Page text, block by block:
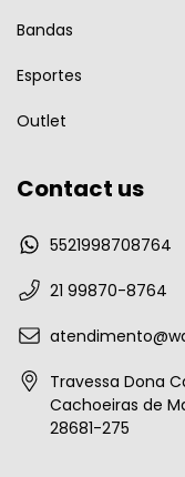
Bandas
Esportes
Outlet
Contact us
5521998708764
21 99870-8764
Travessa Dona
Cachoeiras de
28681-275